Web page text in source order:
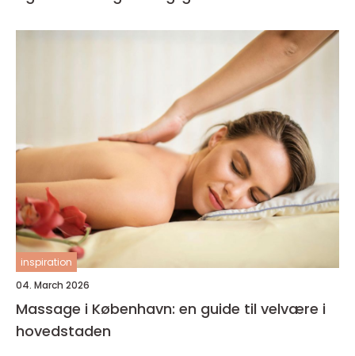
inspiration
04. March 2026
Massage i København: en guide til velvære i
hovedstaden